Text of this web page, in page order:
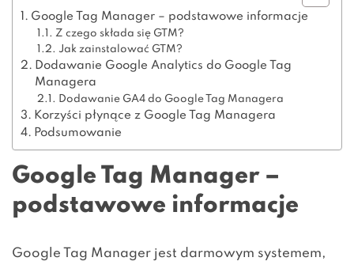
Google Tag Manager – podstawowe informacje
Z czego składa się GTM?
Jak zainstalować GTM?
Dodawanie Google Analytics do Google Tag
Managera
Dodawanie GA4 do Google Tag Managera
Korzyści płynące z Google Tag Managera
Podsumowanie
Google Tag Manager –
podstawowe informacje
Google Tag Manager jest darmowym systemem,